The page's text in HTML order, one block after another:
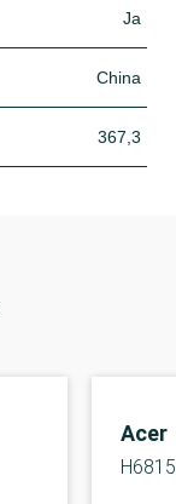
Ja
China
367,3
Acer